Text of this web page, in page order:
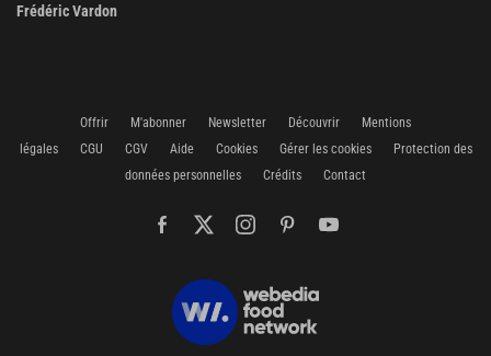
Frédéric Vardon
Offrir M'abonner Newsletter Découvrir
Mentions
légales
CGU CGV Aide Cookies Gérer les cookies
Protection des
données personnelles
Crédits Contact